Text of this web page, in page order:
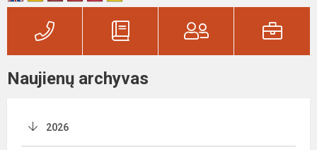
Naujienų archyvas
2026